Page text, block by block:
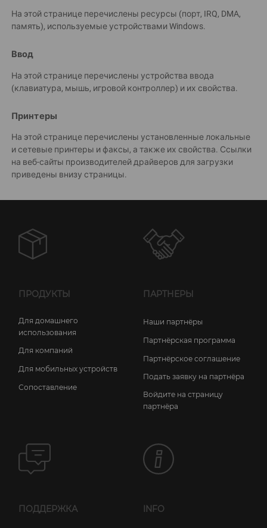
На этой странице перечислены ресурсы (порт, IRQ, DMA,
память), используемые устройствами Windows.
Ввод
На этой странице перечислены устройства ввода
(клавиатура, мышь, игровой контроллер) и их свойства.
Принтеры
На этой странице перечислены установленные локальные
и сетевые принтеры и факсы, а также их свойства. Ссылки
на веб-сайты производителей драйверов для загрузки
приведены внизу страницы.
ПРОДУКТЫ
Для домашнего
использования
Для компаний
Для мобильных устройств
Сопоставление
ПАРТНЕРЫ
Наши партнёры
Партнёрская программа
Партнёрское соглашение
Подать заявку на партнёра
Войдите на страницу
партнёра
ПОДДЕРЖКА INFO